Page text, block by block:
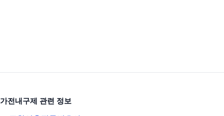
가전내구제 관련 정보